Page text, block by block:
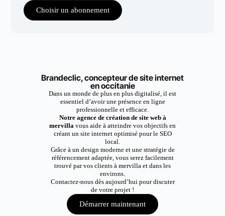
Choisir un abonnement
Brandeclic, concepteur de site internet
en occitanie
Dans un monde de plus en plus digitalisé, il est
essentiel d’avoir une présence en ligne
professionnelle et efficace.
Notre agence de création de site web à
mervilla vous aide à atteindre vos objectifs en
créant un site internet optimisé pour le SEO
local.
Grâce à un design moderne et une stratégie de
référencement adaptée, vous serez facilement
trouvé par vos clients à mervilla et dans les
environs.
Contactez-nous dès aujourd’hui pour discuter
de votre projet !
Démarrer maintenant